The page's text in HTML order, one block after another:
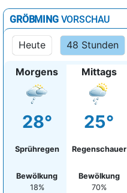
GRÖBMINGVORSCHAU
Heute 48 Stunden
Morgens
28°
Sprühregen
Bewölkung
18%
Mittags
25°
Regenschauer
Bewölkung
70%